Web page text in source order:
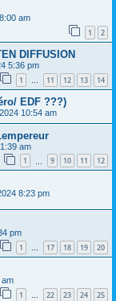
am
1 2
DIFFUSION
5:36 pm
1 … 11 12 13 14
EDF ???)
10:54 am
am
1 9 10 11 12
8:23 pm
pm
1 … 17 18 19 20
am
1 … 22 23 24 25